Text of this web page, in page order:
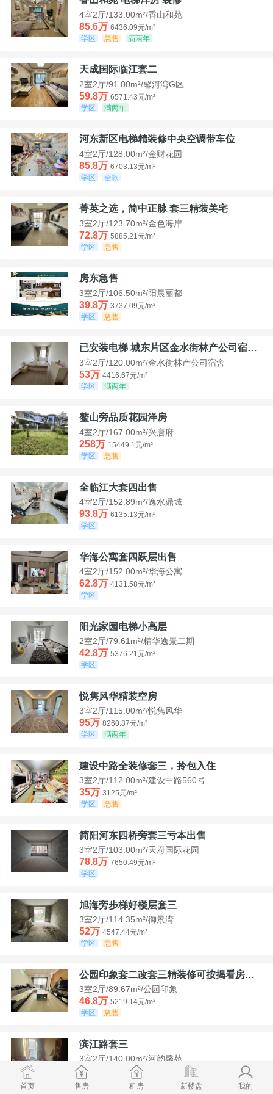
4室2厅/133.00m²/香山和苑
85.6万 6436.09元/m²
学区
急售 满两年
天成国际临江套二
2室2厅/91.00m²/馨河湾G区
59.8万 6571.43元/m²
学区
满两年
河东新区电梯精装修中央空调带车位
4室2厅/128.00m²/金财花园
85.8万 6703.13元/m²
学区
全款
菁英之选，简中正脉 套三精装美宅
3室2厅/123.70m²/金色海岸
72.8万 5885.21元/m²
学区
急售
房东急售
3室2厅/106.50m²/阳晨丽都
39.8万 3737.09元/m²
学区
急售
已安装电梯 城东片区金水街林产公司宿舍套三可看江景
3室2厅/120.00m²/金水街林产公司宿舍
53万 4416.67元/m²
学区
满两年
鳌山旁品质花园洋房
4室2厅/167.00m²/兴唐府
258万 15449.1元/m²
学区
急售
全临江大套四出售
4室2厅/152.89m²/逸水鼎城
93.8万 6135.13元/m²
学区
华海公寓套四跃层出售
4室2厅/152.00m²/华海公寓
62.8万 4131.58元/m²
学区
阳光家园电梯小高层
2室2厅/79.61m²/精华逸景二期
42.8万 5376.21元/m²
学区
悦隽风华精装空房
3室2厅/115.00m²/悦隽风华
95万 8260.87元/m²
学区
满两年
建设中路全装修套三，拎包入住
3室2厅/112.00m²/建设中路560号
35万 3125元/m²
学区
急售
简阳河东四桥旁套三亏本出售
3室2厅/103.00m²/天府国际花园
78.8万 7650.49元/m²
学区
旭海旁步梯好楼层套三
3室2厅/114.35m²/御景湾
52万 4547.44元/m²
学区
急售
公园印象套二改套三精装修可按揭看房方便
3室2厅/89.67m²/公园印象
46.8万 5219.14元/m²
学区
急售
滨江路套三
3室2厅/140.00m²/河韵馨苑
42万
3000元/m²
学区
首页 售房 租房 新楼盘 我的